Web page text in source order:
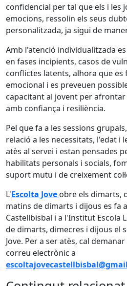
confidencial per tal que els i les
emocions, ressolin els seus
personalitzada, ja sigui de
Amb l'atenció individualitzada
en fases incipients, casos de
conflictes latents, alhora que
emocional i es preveuen
capacitant al jovent per afrontar
amb confiança i resiliència.
Pel que fa a les sessions
relació a les necessitats, l'edat i
atès al servei i estan pensades
habilitats personals i socials,
suport mutu i de creixement
L'Escolta Jove obre els dimarts,
matins de dimarts i dijous es fa
Castellbisbal i a l'Institut Escola
de dimarts, dimecres i dijous el
Jove. Per a ser atès, cal
correu electrònic a